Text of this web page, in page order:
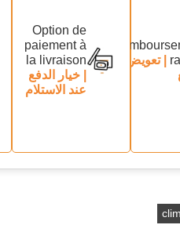
| تعويض
Option de
paiement à
la livraison
| خيار الدفع
عند الاستلام